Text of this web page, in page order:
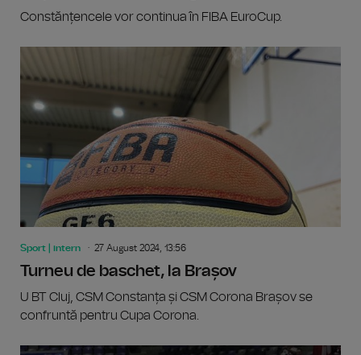
Constănțencele vor continua în FIBA EuroCup.
Sport | intern 27 August 2024, 13:56
Turneu de baschet, la Brașov
U BT Cluj, CSM Constanța și CSM Corona Brașov se
confruntă pentru Cupa Corona.